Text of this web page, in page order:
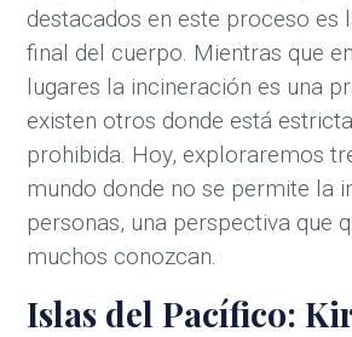
destacados en este proceso es
final del cuerpo. Mientras que
lugares la incineración es una
existen otros donde está
prohibida. Hoy, exploraremos
mundo donde no se permite la
personas, una perspectiva que
muchos conozcan.
Islas del Pacífico: